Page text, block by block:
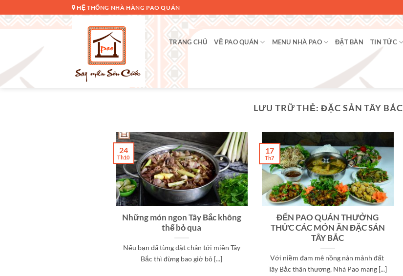
qua
nội
HỆ THỐNG NHÀ HÀNG PAO QUÁN
TRANG CHỦ VỀ PAO QUÁN MENU NHÀ PAO ĐẶT BÀN TIN TỨC
LƯU TRỮ THẺ:ĐẶC SẢN TÂY BẮC
Những món ngon Tây Bắc không
thể bỏ qua
Nếu bạn đã từng đặt chân tới miền Tây
Bắc thì đừng bao giờ bỏ [...]
24
Th10
ĐẾN PAO QUÁN THƯỞNG
THỨC CÁC MÓN ĂN ĐẶC SẢN
TÂY BẮC
Với niềm đam mê nồng nàn mảnh đất
Tây Bắc thân thương, Nhà Pao mang [...]
17
Th7